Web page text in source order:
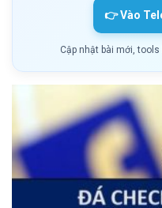
👉 Vào
Cập nhật bài mới,